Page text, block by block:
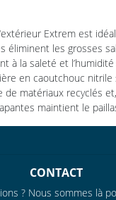
Extrem est
éliminent les grosses
à la saleté et l’humidité
en caoutchouc nitrile
matériaux recyclés
maintient le
CONTACT
? Nous sommes là